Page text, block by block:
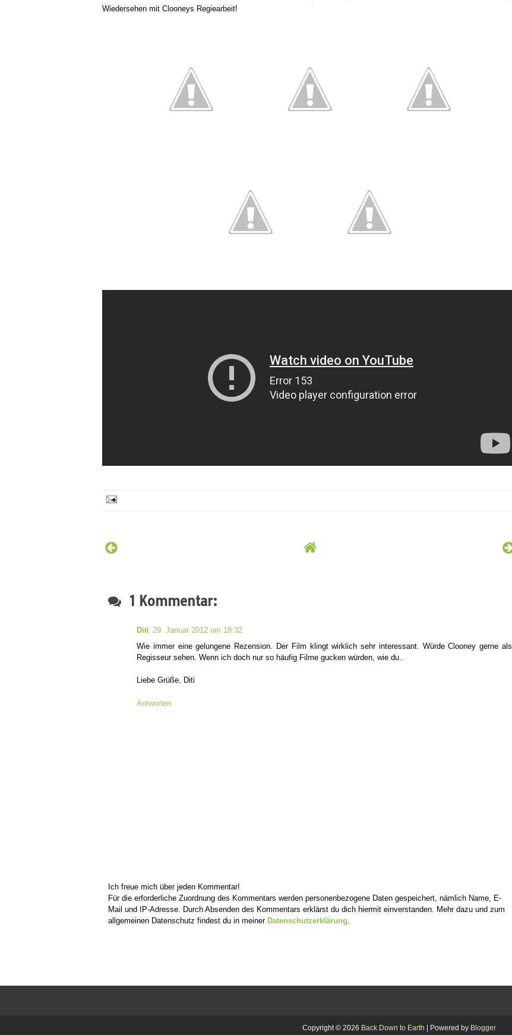
Wiedersehen mit Clooneys Regiearbeit!
1 Kommentar:
Diti 29. Januar 2012 um 18:32
Wie immer eine gelungene Rezension. Der Film klingt wirklich sehr interessant. Würde Clooney gerne als
Regisseur sehen. Wenn ich doch nur so häufig Filme gucken würden, wie du..
Liebe Grüße, Diti
Antworten
Ich freue mich über jeden Kommentar!
Für die erforderliche Zuordnung des Kommentars werden personenbezogene Daten gespeichert, nämlich Name, E-
Mail und IP-Adresse. Durch Absenden des Kommentars erklärst du dich hiermit einverstanden. Mehr dazu und zum
allgemeinen Datenschutz findest du in meiner Datenschutzerklärung.
Copyright © 2026 Back Down to Earth | Powered by Blogger